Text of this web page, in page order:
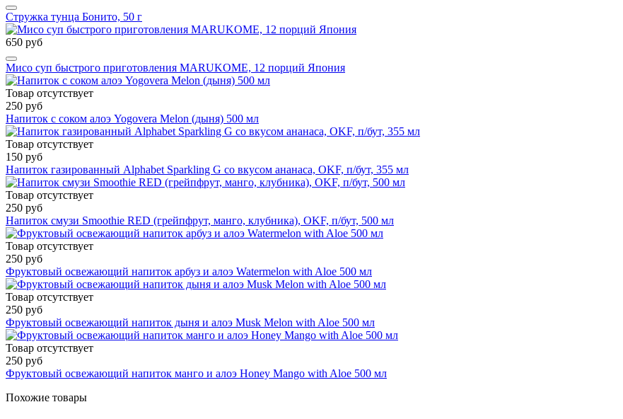
Стружка тунца Бонито, 50 г
650 руб
Мисо суп быстрого приготовления MARUKOME, 12 порций Япония
Товар отсутствует
250 руб
Напиток с соком алоэ Yogovera Мelon (дыня) 500 мл
Товар отсутствует
150 руб
Напиток газированный Alphabet Sparkling G со вкусом ананаса, OKF, п/бут, 355 мл
Товар отсутствует
250 руб
Напиток смузи Smoothie RED (грейпфрут, манго, клубника), OKF, п/бут, 500 мл
Товар отсутствует
250 руб
Фруктовый освежающий напиток арбуз и алоэ Watermelon with Aloe 500 мл
Товар отсутствует
250 руб
Фруктовый освежающий напиток дыня и алоэ Musk Melon with Aloe 500 мл
Товар отсутствует
250 руб
Фруктовый освежающий напиток манго и алоэ Honey Mango with Aloe 500 мл
Похожие товары